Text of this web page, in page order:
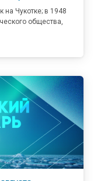
на Чукотке; в 1948
общества,